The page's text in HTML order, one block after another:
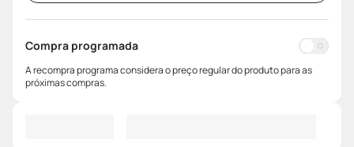
Compra programada
A recompra programa considera o preço regular do produto para as
próximas compras.